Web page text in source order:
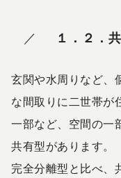
１．２．
玄関や水周りなど、
な間取りに二世帯が
一部など、空間の一
共有型があります。
完全分離型と比べ、